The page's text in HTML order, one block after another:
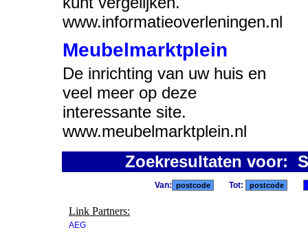
www.informatieoverleningen.nl
Meubelmarktplein
De inrichting van uw huis en
veel meer op deze
interessante site.
www.meubelmarktplein.nl
Zoekresultaten voor:
Link Partners:
AEG
Van: Tot: